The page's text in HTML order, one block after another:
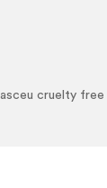
cruelty free